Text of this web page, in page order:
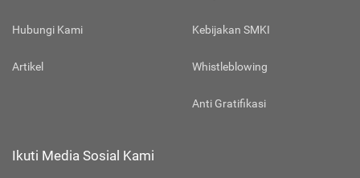
Hubungi Kami
Artikel
Kebijakan SMKI
Whistleblowing
Anti Gratifikasi
Ikuti Media Sosial Kami